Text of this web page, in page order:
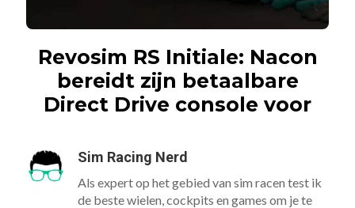
Revosim RS Initiale: Nacon
bereidt zijn betaalbare
Direct Drive console voor
Sim Racing Nerd
Als expert op het gebied van sim racen test ik
de beste wielen, cockpits en games om je te